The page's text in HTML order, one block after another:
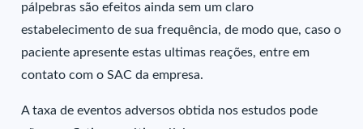
pálpebras são efeitos ainda sem um claro
estabelecimento de sua frequência, de modo que, caso o
paciente apresente estas ultimas reações, entre em
contato com o SAC da empresa.
A taxa de eventos adversos obtida nos estudos pode